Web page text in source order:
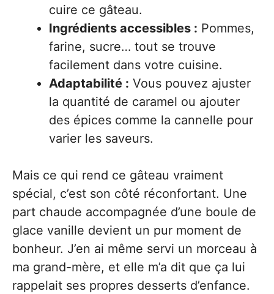
cuire ce gâteau.
Ingrédients accessibles : Pommes,
farine, sucre… tout se trouve
facilement dans votre cuisine.
Adaptabilité : Vous pouvez ajuster
la quantité de caramel ou ajouter
des épices comme la cannelle pour
varier les saveurs.
Mais ce qui rend ce gâteau vraiment
spécial, c’est son côté réconfortant. Une
part chaude accompagnée d’une boule de
glace vanille devient un pur moment de
bonheur. J’en ai même servi un morceau à
ma grand-mère, et elle m’a dit que ça lui
rappelait ses propres desserts d’enfance.